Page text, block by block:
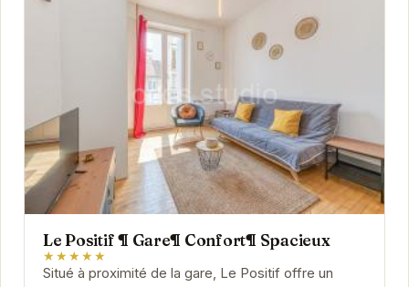
Le Positif ¶ Gare¶ Confort¶ Spacieux
★★★★★
Situé à proximité de la gare, Le Positif offre un